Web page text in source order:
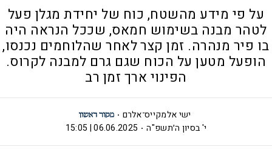
על פי מידע מהשטח, כוח של יחידת מגלן פעל
לטהר מבנה בשימוש חמאס, שככל הנראה היה
בו פיר מנהרה. זמן קצר לאחר שהלוחמים נכנסו,
הופעל מטען על הכוח שגם גרם למבנה לקרוס.
הפינוי ארך זמן רב
ישי אלמקייס־אלרם
י' בסיון ה׳תשפ"ה
06.06.2025 | 15:05